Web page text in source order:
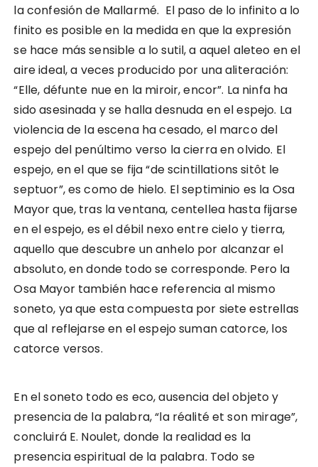
la confesión de Mallarmé. El paso de lo infinito a lo
finito es posible en la medida en que la expresión
se hace más sensible a lo sutil, a aquel aleteo en el
aire ideal, a veces producido por una aliteración:
“Elle, défunte nue en la miroir, encor”. La ninfa ha
sido asesinada y se halla desnuda en el espejo. La
violencia de la escena ha cesado, el marco del
espejo del penúltimo verso la cierra en olvido. El
espejo, en el que se fija “de scintillations sitôt le
septuor”, es como de hielo. El septiminio es la Osa
Mayor que, tras la ventana, centellea hasta fijarse
en el espejo, es el débil nexo entre cielo y tierra,
aquello que descubre un anhelo por alcanzar el
absoluto, en donde todo se corresponde. Pero la
Osa Mayor también hace referencia al mismo
soneto, ya que esta compuesta por siete estrellas
que al reflejarse en el espejo suman catorce, los
catorce versos.
En el soneto todo es eco, ausencia del objeto y
presencia de la palabra, “la réalité et son mirage”,
concluirá E. Noulet, donde la realidad es la
presencia espiritual de la palabra. Todo se